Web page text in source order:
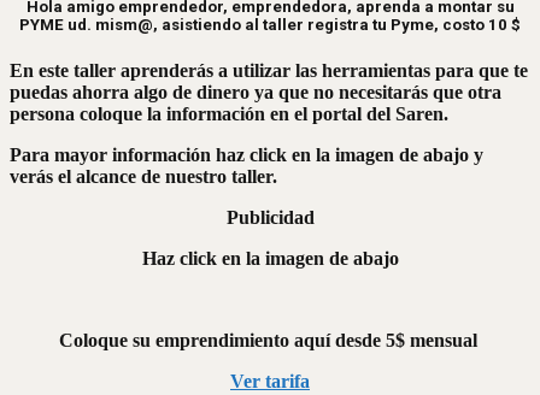
Hola amigo emprendedor, emprendedora, aprenda a montar su
PYME ud. mism@, asistiendo al taller registra tu Pyme, costo 10 $
En este taller aprenderás a utilizar las herramientas para que te
puedas ahorra algo de dinero ya que no necesitarás que otra
persona coloque la información en el portal del Saren.
Para mayor información haz click en la imagen de abajo y
verás el alcance de nuestro taller.
Publicidad
Haz click en la imagen de abajo
Coloque su emprendimiento aquí desde 5$ mensual
Ver tarifa